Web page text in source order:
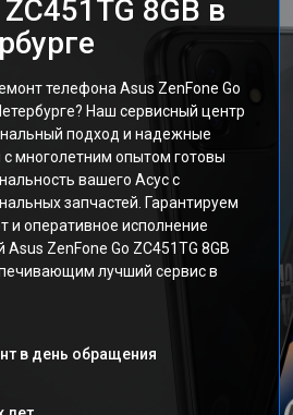
8GB в
телефона Asus ZenFone Go
Наш сервисный центр
подход и надежные
многолетним опытом готовы
вашего Асус с
запчастей. Гарантируем
и оперативное исполнение
ZenFone Go ZC451TG 8GB
лучший сервис в
в день обращения